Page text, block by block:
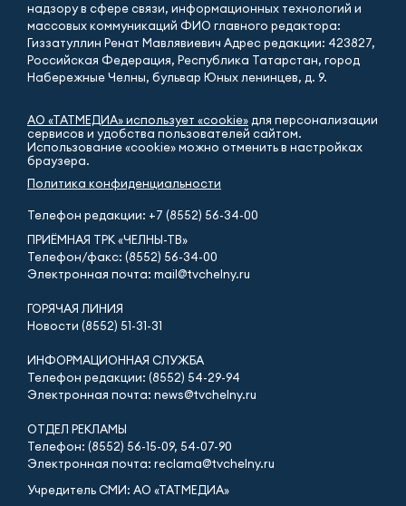
надзору в сфере связи, информационных технологий и
массовых коммуникаций ФИО главного редактора:
Гиззатуллин Ренат Мавлявиевич Адрес редакции: 423827,
Российская Федерация, Республика Татарстан, город
Набережные Челны, бульвар Юных ленинцев, д. 9.
АО «ТАТМЕДИА» использует «cookie»для персонализации
сервисов и удобства пользователей сайтом.
Использование «cookie» можно отменить в настройках
браузера.
Политика конфиденциальности
Телефон редакции: +7 (8552) 56-34-00
ПРИЁМНАЯ ТРК «ЧЕЛНЫ-ТВ»
Телефон/факс: (8552) 56-34-00
Электронная почта: mail@tvchelny.ru
ГОРЯЧАЯ ЛИНИЯ
Новости (8552) 51-31-31
ИНФОРМАЦИОННАЯ СЛУЖБА
Телефон редакции: (8552) 54-29-94
Электронная почта: news@tvchelny.ru
ОТДЕЛ РЕКЛАМЫ
Телефон: (8552) 56-15-09, 54-07-90
Электронная почта: reclama@tvchelny.ru
Учредитель СМИ: АО «ТАТМЕДИА»